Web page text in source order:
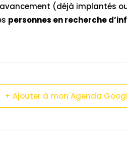
(déjà implantés
personnes en recherche
+ Ajouter à mon Agenda